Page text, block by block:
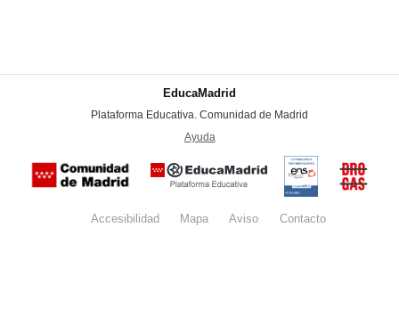
EducaMadrid
Plataforma Educativa. Comunidad de Madrid
Ayuda
Certificación
conformidad
con el
Nacional de
Seguridad
del
Accesibilidad Mapa Aviso legalContacto